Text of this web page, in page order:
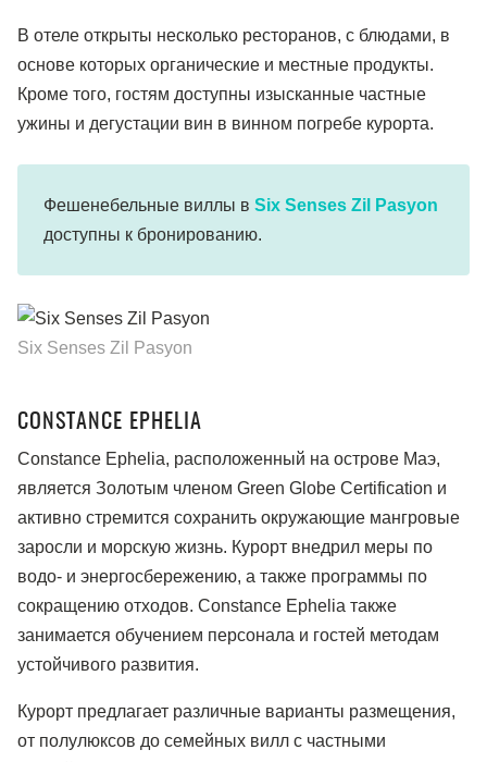
В отеле открыты несколько ресторанов, с блюдами, в
основе которых органические и местные продукты.
Кроме того, гостям доступны изысканные частные
ужины и дегустации вин в винном погребе курорта.
Фешенебельные виллы в Six Senses Zil Pasyon
доступны к бронированию.
Six Senses Zil Pasyon
CONSTANCE EPHELIA
Constance Ephelia, расположенный на острове Маэ,
является Золотым членом Green Globe Сertification и
активно стремится сохранить окружающие мангровые
заросли и морскую жизнь. Курорт внедрил меры по
водо- и энергосбережению, а также программы по
сокращению отходов. Constance Ephelia также
занимается обучением персонала и гостей методам
устойчивого развития.
Курорт предлагает различные варианты размещения,
от полулюксов до семейных вилл с частными